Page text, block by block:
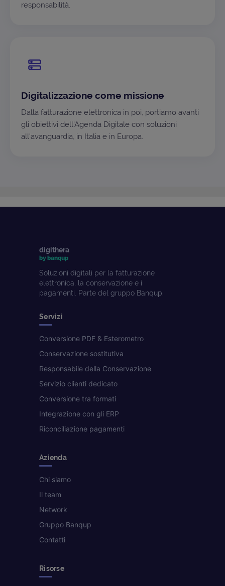
responsabilità.
Digitalizzazione come missione
Dalla fatturazione elettronica in poi, portiamo avanti
gli obiettivi dell'Agenda Digitale con soluzioni
all'avanguardia, in Italia e in Europa.
digithera
by banqup
Soluzioni digitali per la fatturazione
elettronica, la conservazione e i
pagamenti. Parte del gruppo Banqup.
Servizi
Conversione PDF & Esterometro
Conservazione sostitutiva
Responsabile della Conservazione
Servizio clienti dedicato
Conversione tra formati
Integrazione con gli ERP
Riconciliazione pagamenti
Azienda
Chi siamo
Il team
Network
Gruppo Banqup
Contatti
Risorse